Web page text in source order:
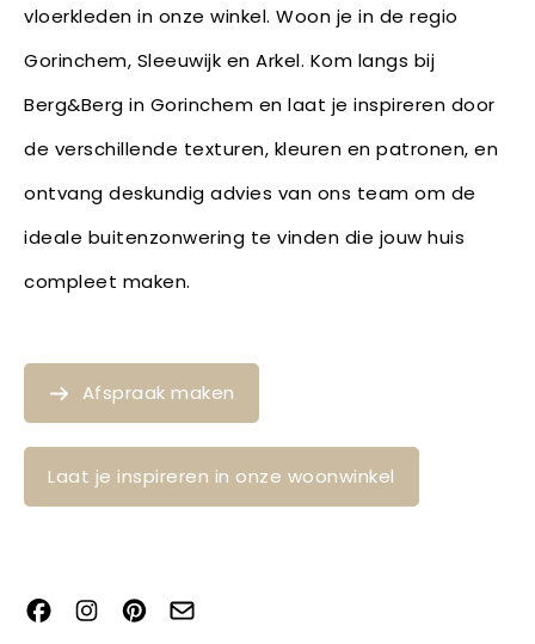
vloerkleden in onze winkel. Woon je in de regio
Gorinchem, Sleeuwijk en Arkel. Kom langs bij
Berg&Berg in Gorinchem en laat je inspireren door
de verschillende texturen, kleuren en patronen, en
ontvang deskundig advies van ons team om de
ideale buitenzonwering te vinden die jouw huis
compleet maken.
Afspraak maken
Laat je inspireren in onze woonwinkel